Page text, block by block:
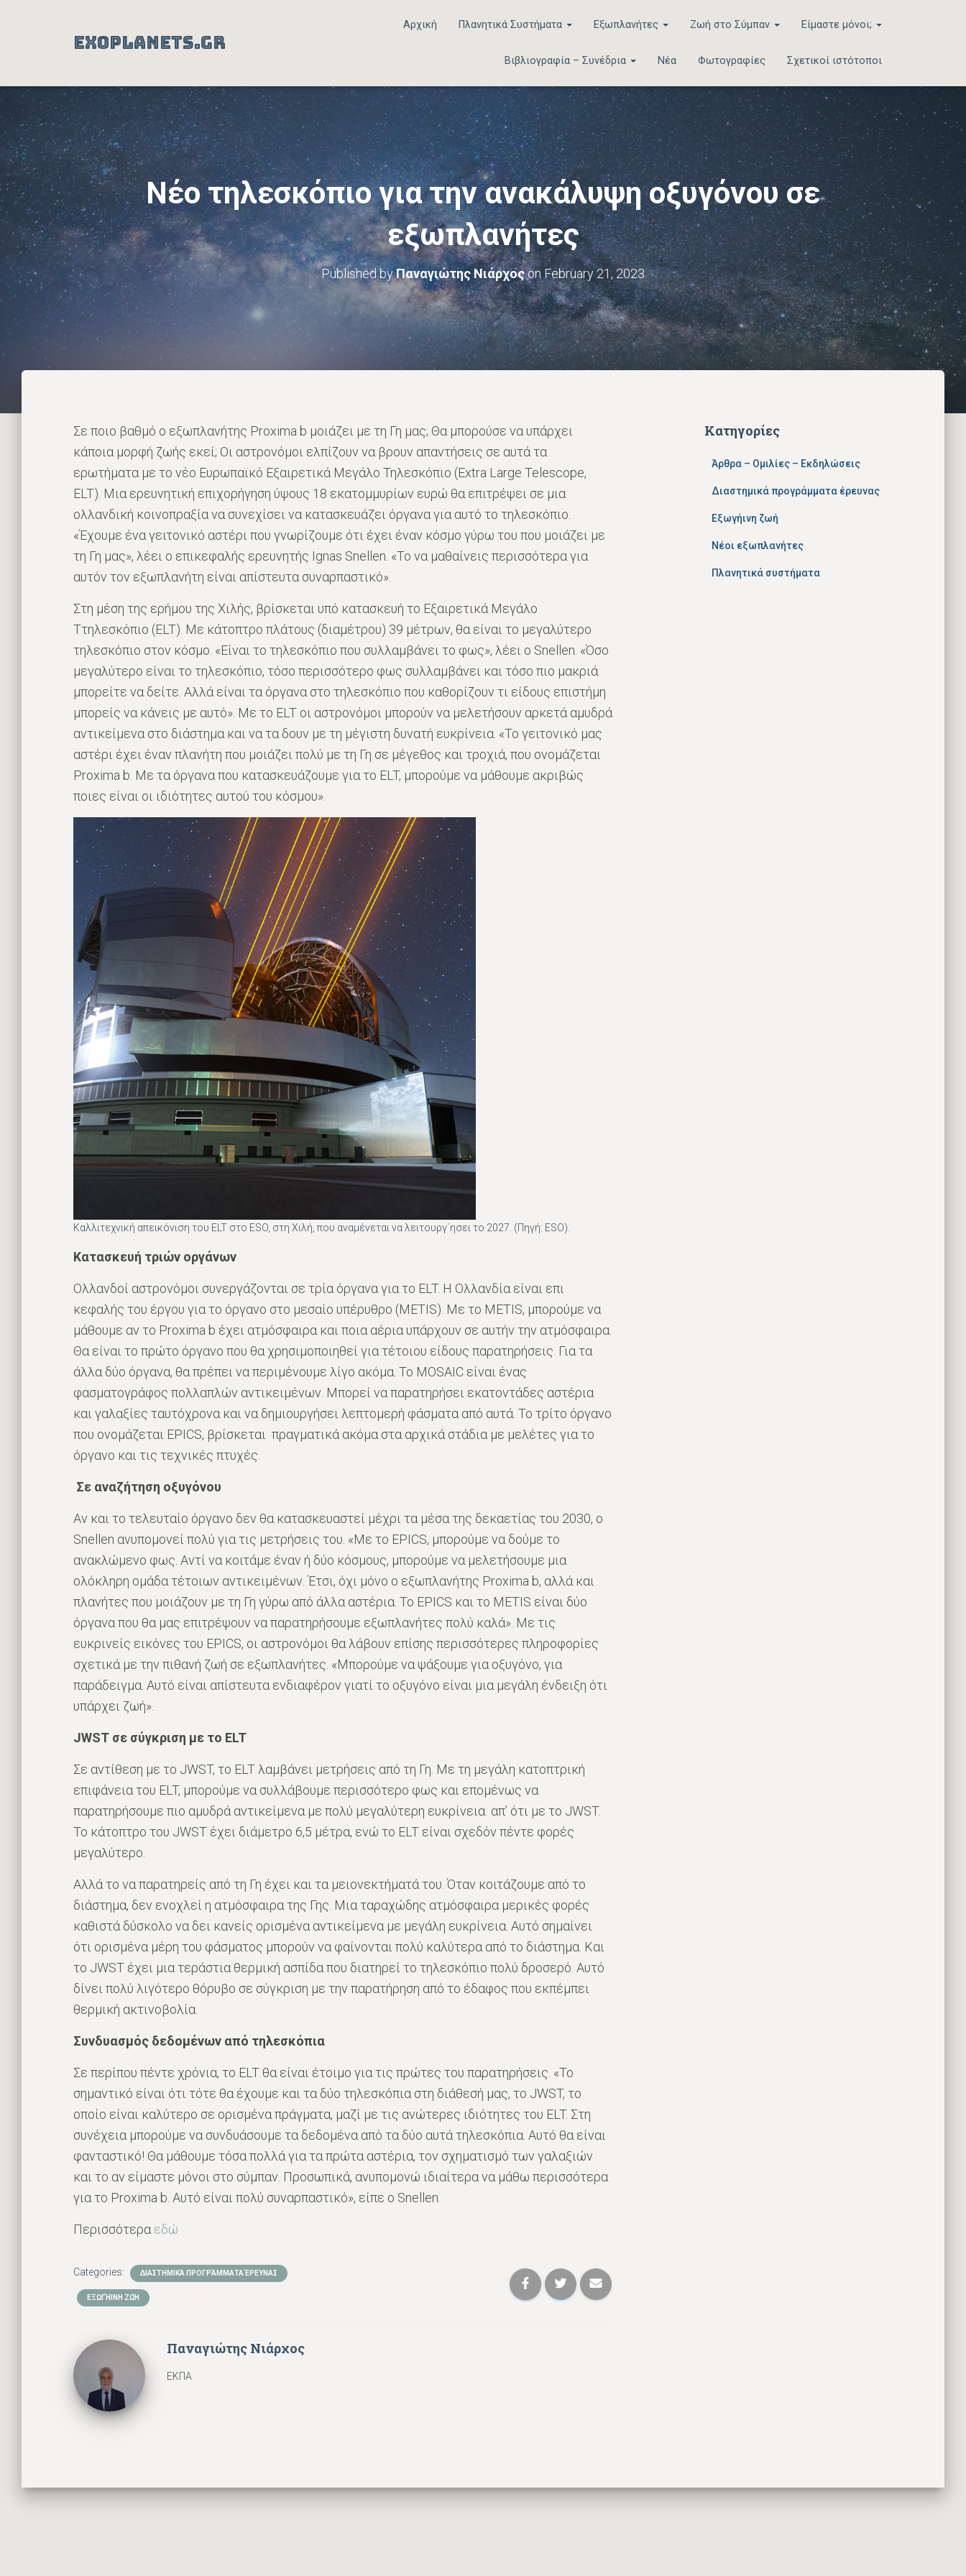
EXOPLANETS.GR
Αρχική Πλανητικά Συστήματα Εξωπλανήτες Ζωή στο Σύμπαν Είμαστε μόνοι;
Βιβλιογραφία – Συνέδρια Νέα Φωτογραφίες Σχετικοί ιστότοποι
Νέο τηλεσκόπιο για την ανακάλυψη οξυγόνου σε
εξωπλανήτες
Published byΠαναγιώτης Νιάρχοςon February 21, 2023
Σε ποιο βαθμό ο εξωπλανήτης Proxima b μοιάζει με τη Γη μας; Θα μπορούσε να υπάρχει
κάποια μορφή ζωής εκεί; Οι αστρονόμοι ελπίζουν να βρουν απαντήσεις σε αυτά τα
ερωτήματα με το νέο Ευρωπαϊκό Εξαιρετικά Μεγάλο Τηλεσκόπιο (Extra Large Telescope,
ELT). Μια ερευνητική επιχορήγηση ύψους 18 εκατομμυρίων ευρώ θα επιτρέψει σε μια
ολλανδική κοινοπραξία να συνεχίσει να κατασκευάζει όργανα για αυτό το τηλεσκόπιο.
«Έχουμε ένα γειτονικό αστέρι που γνωρίζουμε ότι έχει έναν κόσμο γύρω του που μοιάζει με
τη Γη μας», λέει ο επικεφαλής ερευνητής Ignas Snellen. «Το να μαθαίνεις περισσότερα για
αυτόν τον εξωπλανήτη είναι απίστευτα συναρπαστικό».
Στη μέση της ερήμου της Χιλής, βρίσκεται υπό κατασκευή το Eξαιρετικά Mεγάλο
Tτηλεσκόπιο (ELT). Με κάτοπτρο πλάτους (διαμέτρου) 39 μέτρων, θα είναι το μεγαλύτερο
τηλεσκόπιο στον κόσμο. «Είναι το τηλεσκόπιο που συλλαμβάνει το φως», λέει ο Snellen. «Όσο
μεγαλύτερο είναι το τηλεσκόπιο, τόσο περισσότερο φως συλλαμβάνει και τόσο πιο μακριά
μπορείτε να δείτε. Αλλά είναι τα όργανα στο τηλεσκόπιο που καθορίζουν τι είδους επιστήμη
μπορείς να κάνεις με αυτό». Με το ELT οι αστρονόμοι μπορούν να μελετήσουν αρκετά αμυδρά
αντικείμενα στο διάστημα και να τα δουν με τη μέγιστη δυνατή ευκρίνεια. «Το γειτονικό μας
αστέρι έχει έναν πλανήτη που μοιάζει πολύ με τη Γη σε μέγεθος και τροχιά, που ονομάζεται
Proxima b. Με τα όργανα που κατασκευάζουμε για το ELT, μπορούμε να μάθουμε ακριβώς
ποιες είναι οι ιδιότητες αυτού του κόσμου».
Καλλιτεχνική απεικόνιση του ELT στο ESO, στη Χιλή, που αναμένεται να λειτουργ΄ησει το 2027. (Πηγή: ESO).
Κατασκευή τριών οργάνων
Ολλανδοί αστρονόμοι συνεργάζονται σε τρία όργανα για το ELT. Η Ολλανδία είναι επι
κεφαλής του έργου για το όργανο στο μεσαίο υπέρυθρο (METIS). Με το METIS, μπορούμε να
μάθουμε αν το Proxima b έχει ατμόσφαιρα και ποια αέρια υπάρχουν σε αυτήν την ατμόσφαιρα.
Θα είναι το πρώτο όργανο που θα χρησιμοποιηθεί για τέτοιου είδους παρατηρήσεις. Για τα
άλλα δύο όργανα, θα πρέπει να περιμένουμε λίγο ακόμα. Το MOSAIC είναι ένας
φασματογράφος πολλαπλών αντικειμένων. Μπορεί να παρατηρήσει εκατοντάδες αστέρια
και γαλαξίες ταυτόχρονα και να δημιουργήσει λεπτομερή φάσματα από αυτά. Το τρίτο όργανο
που ονομάζεται EPICS, βρίσκεται πραγματικά ακόμα στα αρχικά στάδια με μελέτες για το
όργανο και τις τεχνικές πτυχές.
Σε αναζήτηση οξυγόνου
Αν και το τελευταίο όργανο δεν θα κατασκευαστεί μέχρι τα μέσα της δεκαετίας του 2030, ο
Snellen ανυπομονεί πολύ για τις μετρήσεις του. «Με το EPICS, μπορούμε να δούμε το
ανακλώμενο φως. Αντί να κοιτάμε έναν ή δύο κόσμους, μπορούμε να μελετήσουμε μια
ολόκληρη ομάδα τέτοιων αντικειμένων. Έτσι, όχι μόνο ο εξωπλανήτης Proxima b, αλλά και
πλανήτες που μοιάζουν με τη Γη γύρω από άλλα αστέρια. Το EPICS και το METIS είναι δύο
όργανα που θα μας επιτρέψουν να παρατηρήσουμε εξωπλανήτες πολύ καλά». Με τις
ευκρινείς εικόνες του EPICS, οι αστρονόμοι θα λάβουν επίσης περισσότερες πληροφορίες
σχετικά με την πιθανή ζωή σε εξωπλανήτες. «Μπορούμε να ψάξουμε για οξυγόνο, για
παράδειγμα. Αυτό είναι απίστευτα ενδιαφέρον γιατί το οξυγόνο είναι μια μεγάλη ένδειξη ότι
υπάρχει ζωή».
JWST σε σύγκριση με το ELT
Σε αντίθεση με το JWST, το ELT λαμβάνει μετρήσεις από τη Γη. Με τη μεγάλη κατοπτρική
επιφάνεια του ELT, μπορούμε να συλλάβουμε περισσότερο φως και επομένως να
παρατηρήσουμε πιο αμυδρά αντικείμενα με πολύ μεγαλύτερη ευκρίνεια απ’ ότι με το JWST.
Το κάτοπτρο του JWST έχει διάμετρο 6,5 μέτρα, ενώ το ELT είναι σχεδόν πέντε φορές
μεγαλύτερο.
Αλλά το να παρατηρείς από τη Γη έχει και τα μειονεκτήματά του. Όταν κοιτάζουμε από το
διάστημα, δεν ενοχλεί η ατμόσφαιρα της Γης. Μια ταραχώδης ατμόσφαιρα μερικές φορές
καθιστά δύσκολο να δει κανείς ορισμένα αντικείμενα με μεγάλη ευκρίνεια. Αυτό σημαίνει
ότι ορισμένα μέρη του φάσματος μπορούν να φαίνονται πολύ καλύτερα από το διάστημα. Και
το JWST έχει μια τεράστια θερμική ασπίδα που διατηρεί το τηλεσκόπιο πολύ δροσερό. Αυτό
δίνει πολύ λιγότερο θόρυβο σε σύγκριση με την παρατήρηση από το έδαφος που εκπέμπει
θερμική ακτινοβολία.
Συνδυασμός δεδομένων από τηλεσκόπια
Σε περίπου πέντε χρόνια, το ELT θα είναι έτοιμο για τις πρώτες του παρατηρήσεις. «Το
σημαντικό είναι ότι τότε θα έχουμε και τα δύο τηλεσκόπια στη διάθεσή μας, το JWST, το
οποίο είναι καλύτερο σε ορισμένα πράγματα, μαζί με τις ανώτερες ιδιότητες του ELT. Στη
συνέχεια μπορούμε να συνδυάσουμε τα δεδομένα από τα δύο αυτά τηλεσκόπια. Αυτό θα είναι
φανταστικό! Θα μάθουμε τόσα πολλά για τα πρώτα αστέρια, τον σχηματισμό των γαλαξιών
και το αν είμαστε μόνοι στο σύμπαν. Προσωπικά, ανυπομονώ ιδιαίτερα να μάθω περισσότερα
για το Proxima b. Αυτό είναι πολύ συναρπαστικό», είπε ο Snellen.
Περισσότερα εδώ
Categories: ΔΙΑΣΤΗΜΙΚΆ ΠΡΟΓΡΆΜΜΑΤΑ ΈΡΕΥΝΑΣ
ΕΞΩΓΉΙΝΗ ΖΩΉ
Παναγιώτης Νιάρχος
ΕΚΠΑ
Κατηγορίες
Άρθρα – Ομιλίες – Εκδηλώσεις
Διαστημικά προγράμματα έρευνας
Εξωγήινη ζωή
Νέοι εξωπλανήτες
Πλανητικά συστήματα